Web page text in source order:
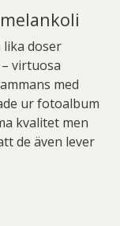
doser
virtuosa
med
ur fotoalbum
kvalitet men
de även lever